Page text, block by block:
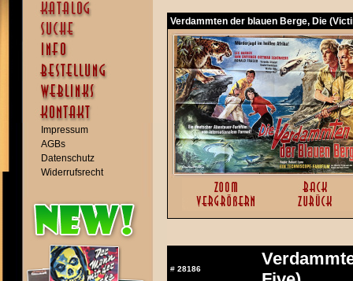
Impressum
AGBs
Datenschutz
Widerrufsrecht
Verdammten der blauen Berge, Die
# 28186